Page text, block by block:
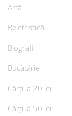
Artă
Beletristică
Biografii
Bucătărie
Cărți la 20 lei
Cărți la 50 lei